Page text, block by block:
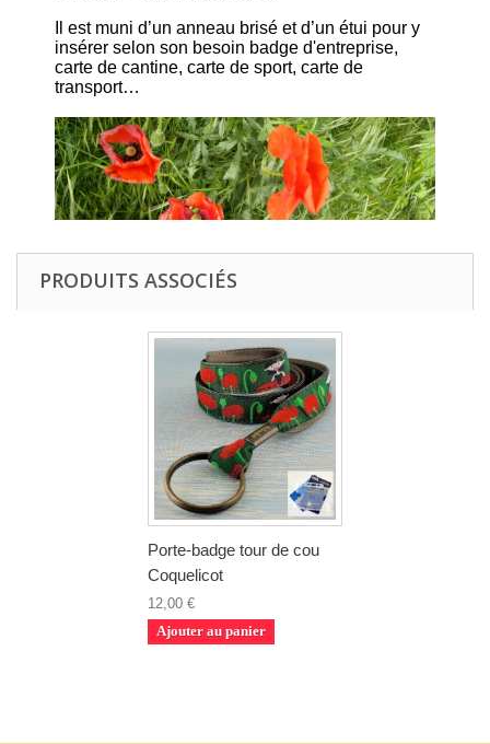
Il est muni d’un anneau brisé et d’un étui pour y
insérer selon son besoin badge d'entreprise,
carte de cantine, carte de sport, carte de
transport…
PRODUITS ASSOCIÉS
Porte-badge tour de cou
Coquelicot
12,00 €
Ajouter au panier